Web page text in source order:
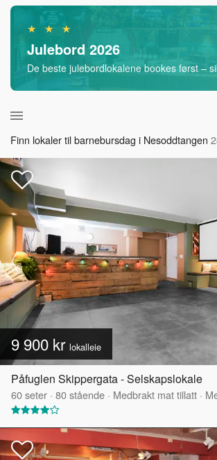
★ ★ ★
Julebord 2026
De beste julebordlokalene bookes først –
Finn lokaler til barnebursdag i Nesoddtangen
9 900 kr lokalleie
Påfuglen Skippergata - Selskapslokale
60seter · 80stående · Medbrakt mat tillatt ·